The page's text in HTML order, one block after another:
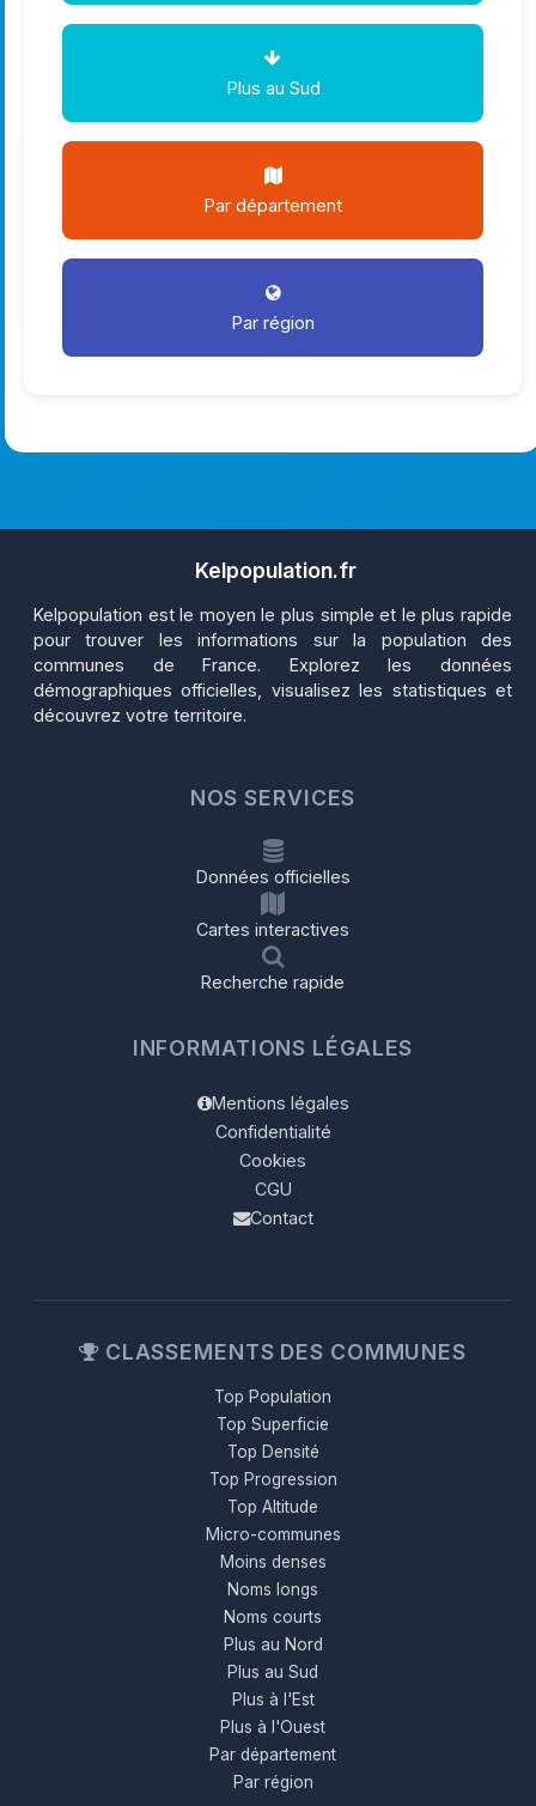
Plus au Sud
Par département
Par région
Kelpopulation.fr
Kelpopulation est le moyen le plus simple et le plus rapide
pour trouver les informations sur la population des
communes de France. Explorez les données
démographiques officielles, visualisez les statistiques et
découvrez votre territoire.
NOS SERVICES
Données officielles
Cartes interactives
Recherche rapide
INFORMATIONS LÉGALES
Mentions légales
Confidentialité
Cookies
CGU
Contact
CLASSEMENTS DES COMMUNES
Top Population
Top Superficie
Top Densité
Top Progression
Top Altitude
Micro-communes
Moins denses
Noms longs
Noms courts
Plus au Nord
Plus au Sud
Plus à l'Est
Plus à l'Ouest
Par département
Par région